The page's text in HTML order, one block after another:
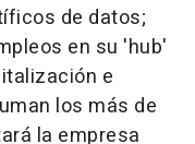
de datos;
en su 'hub'
e
los más de
la empresa